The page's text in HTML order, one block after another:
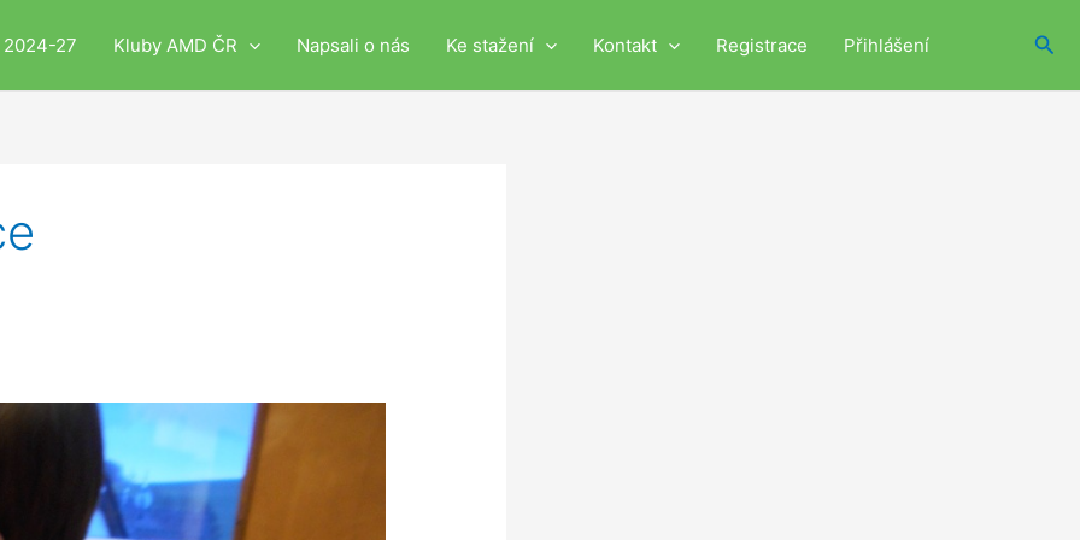
27 Kluby AMD ČR Napsali o nás Ke stažení Kontakt Registrace Přihlášení